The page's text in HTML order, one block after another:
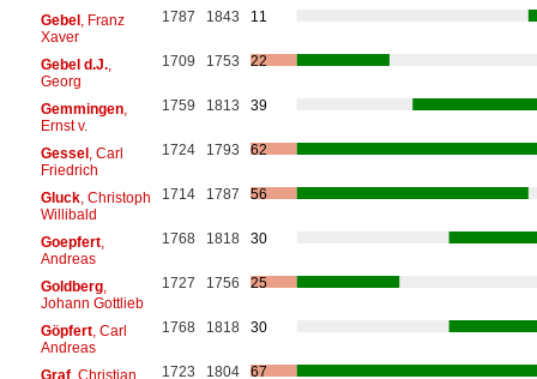
Gebel, Franz
Xaver
1787 1843 11
Gebel d.J.,
Georg
1709 1753 22
Gemmingen,
Ernst v.
1759 1813 39
Gessel, Carl
Friedrich
1724 1793 62
Gluck, Christoph
Willibald
1714 1787 56
Goepfert,
Andreas
1768 1818 30
Goldberg,
Johann Gottlieb
1727 1756 25
Göpfert, Carl
Andreas
1768 1818 30
Graf, Christian
1723 1804 67